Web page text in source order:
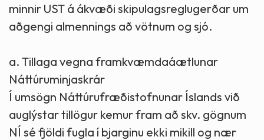
minnir UST á ákvæði skipulagsreglugerðar um
aðgengi almennings að vötnum og sjó.
a. Tillaga vegna framkvæmdaáætlunar
Náttúruminjaskrár
Í umsögn Náttúrufræðistofnunar Íslands við
auglýstar tillögur kemur fram að skv. gögnum
NÍ sé fjöldi fugla í bjarginu ekki mikill og nær